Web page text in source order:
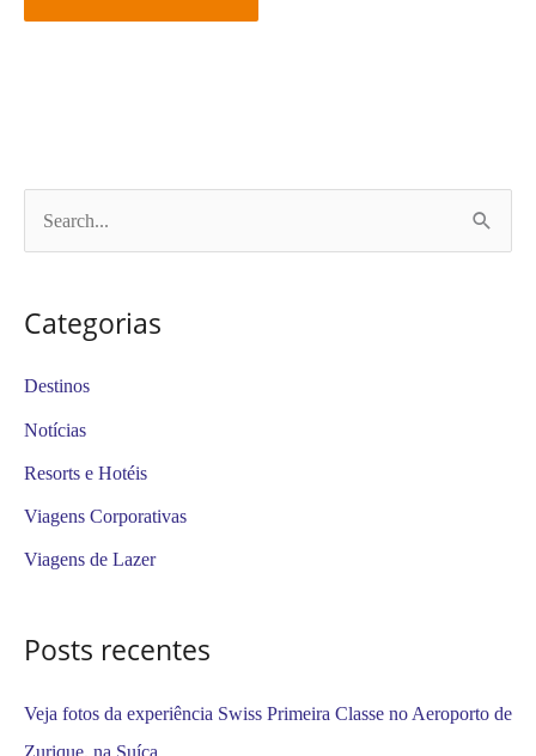
q
u
p
r
Categorias
Destinos
Notícias
Resorts e Hotéis
Viagens Corporativas
Viagens de Lazer
Posts recentes
Veja fotos da experiência Swiss Primeira Classe no Aeroporto de
Zurique, na Suíça